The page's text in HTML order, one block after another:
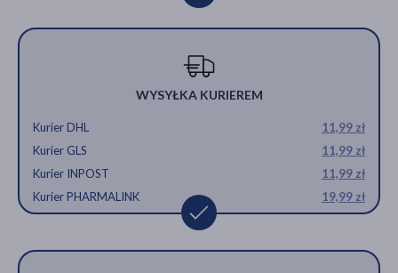
WYSYŁKA KURIEREM
Kurier DHL
11,99 zł
Kurier GLS
11,99 zł
Kurier INPOST
11,99 zł
Kurier PHARMALINK
19,99 zł